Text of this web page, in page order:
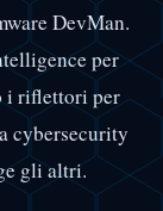
DevMan.
per
i riflettori per
cybersecurity
gli altri.